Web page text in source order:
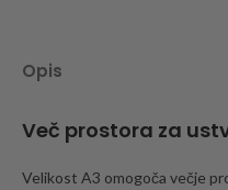
Opis
Več prostora za
Velikost A3 omogoča večje